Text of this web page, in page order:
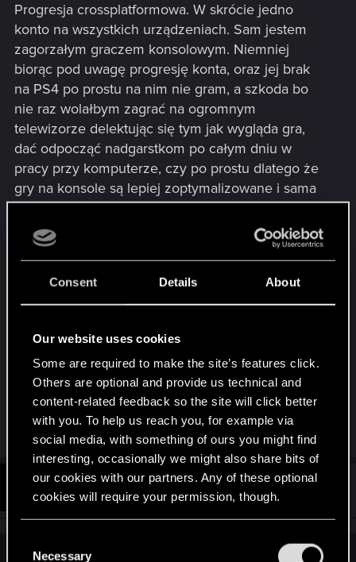
Consent Details About
Our website uses cookies
Some are required to make the site’s features click.
Others are optional and provide us technical and
content-related feedback so the site will click better
with you. To help us reach you, for example via
social media, with something of ours you might find
interesting, occasionally we might also share bits of
our cookies with our partners. Any of these optional
cookies will require your permission, though.
and tweak your preferences regarding them in the
Necessary
Progresja crossplatformowa. W skrócie jedno
konto na wszystkich urządzeniach. Sam jestem
zagorzałym graczem konsolowym. Niemniej
biorąc pod uwagę progresję konta, oraz jej brak
na PS4 po prostu na nim nie gram, a szkoda bo
nie raz wolałbym zagrać na ogromnym
telewizorze delektując się tym jak wygląda gra,
dać odpocząć nadgarstkom po całym dniu w
pracy przy komputerze, czy po prostu dlatego że
gry na konsole są lepiej zoptymalizowane i sama
konsola jest mniejszym wydatkiem niż komputer
gamingowy. Wiąże się to również bezpośrednio z
wersją mobilną.
Cóż wszystkim, którzy dotrwali do końca tekstu
gratuluję i zachęcam do dyskusji, aby
rozwiązań, lub rozwijania obecnych
Pozdrawiam
e
a
t
i
n
Swooneb
Lexor Forum veteran